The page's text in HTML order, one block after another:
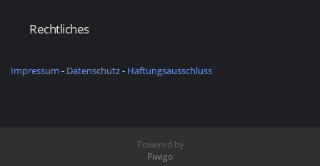
Rechtliches
Impressum - Datenschutz- Haftungsausschluss
Powered by
Piwigo